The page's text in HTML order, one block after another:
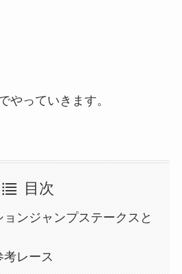
やっていきます。
目次
ョンジャンプステークスと
レース